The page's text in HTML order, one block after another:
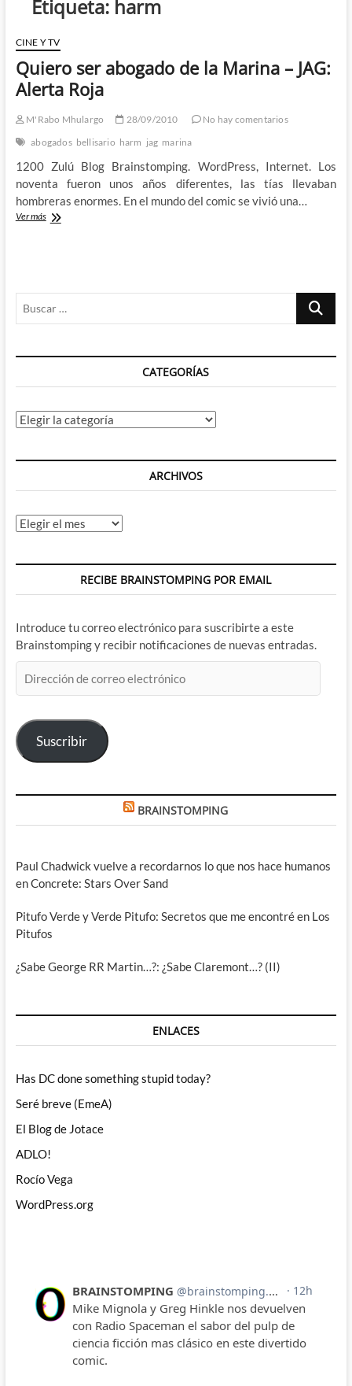
Etiqueta: harm
CINE Y TV
Quiero ser abogado de la Marina – JAG:
Alerta Roja
M'Rabo Mhulargo 28/09/2010
No hay comentarios
abogados bellisario harm jag marina
1200 Zulú Blog Brainstomping. WordPress, Internet. Los
noventa fueron unos años diferentes, las tías llevaban
hombreras enormes. En el mundo del comic se vivió una…
Ver másQuiero
JAG:
Alerta
Buscar
CATEGORÍAS
Categorías
ARCHIVOS
Archivos
RECIBE BRAINSTOMPING POR EMAIL
Introduce tu correo electrónico para suscribirte a este
Brainstomping y recibir notificaciones de nuevas entradas.
de
electrónico
Suscribir
BRAINSTOMPING
Paul Chadwick vuelve a recordarnos lo que nos hace humanos
en Concrete: Stars Over Sand
Pitufo Verde y Verde Pitufo: Secretos que me encontré en Los
Pitufos
¿Sabe George RR Martin…?: ¿Sabe Claremont…? (II)
ENLACES
Has DC done something stupid today?
Seré breve (EmeA)
El Blog de Jotace
ADLO!
Rocío Vega
WordPress.org